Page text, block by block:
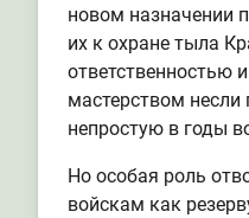
новом назначении
их к охране тыла
ответственностью
мастерством несли
непростую в годы
Но особая роль
войскам как